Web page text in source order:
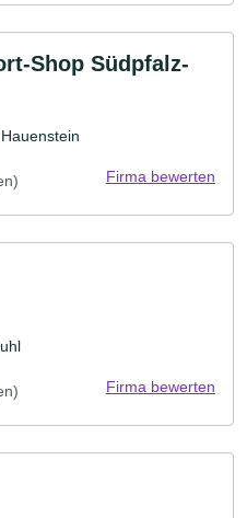
Shop Südpfalz-
Firma bewerten
Firma bewerten